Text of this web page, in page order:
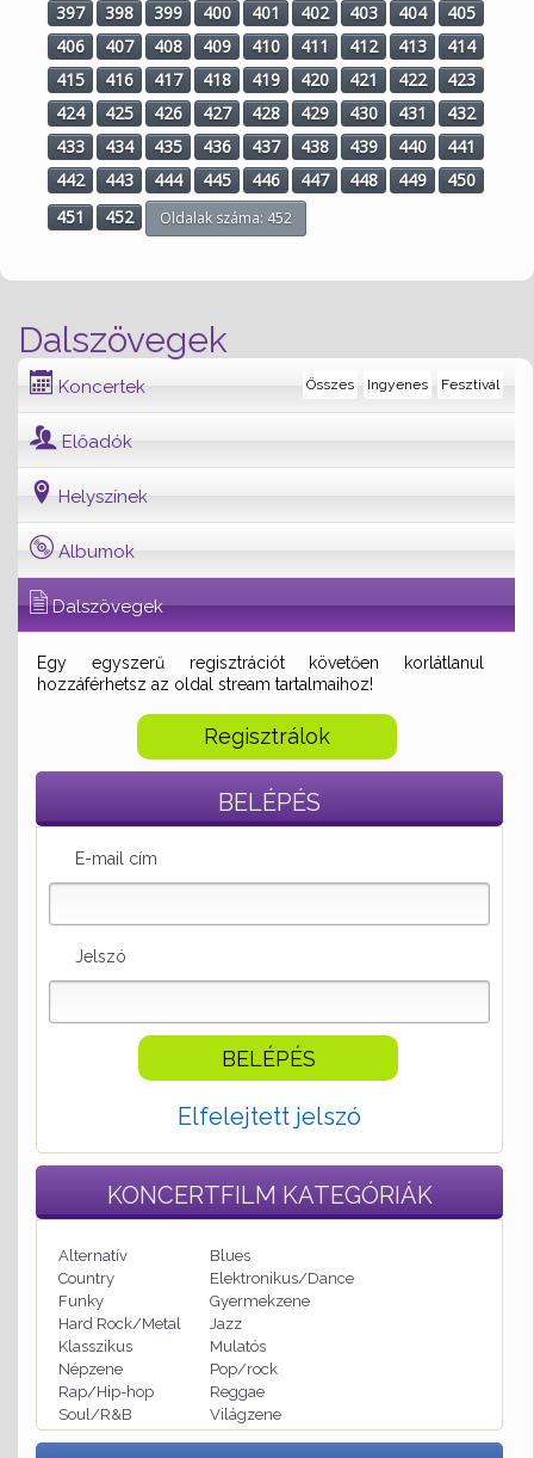
Dalszövegek
Koncertek Fesztivál
Ingyenes
Összes
Előadók
Helyszínek
Albumok
Dalszövegek
Egy egyszerű regisztrációt követően korlátlanul
hozzáférhetsz az oldal stream tartalmaihoz!
Regisztrálok
BELÉPÉS
E-mail cím
Jelszó
Elfelejtett jelszó
KONCERTFILM KATEGÓRIÁK
Alternatív
Blues
Country
Elektronikus/Dance
Funky
Gyermekzene
Hard Rock/Metal
Jazz
Klasszikus
Mulatós
Népzene
Pop/rock
Rap/Hip-hop
Reggae
Soul/R&B
Világzene
397
398 399 400 401 402 403 404
405
406
407 408 409 410 411 412 413
414
415
416 417 418 419 420 421 422
423
424
425 426 427 428 429 430 431
432
433
434 435 436 437 438 439 440
441
442
443 444 445 446 447 448 449
450
451
452 Oldalak száma: 452